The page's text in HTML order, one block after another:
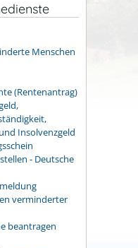
Menschen
(Rentenantrag)
Insolvenzgeld
- Deutsche
verminderter
beantragen